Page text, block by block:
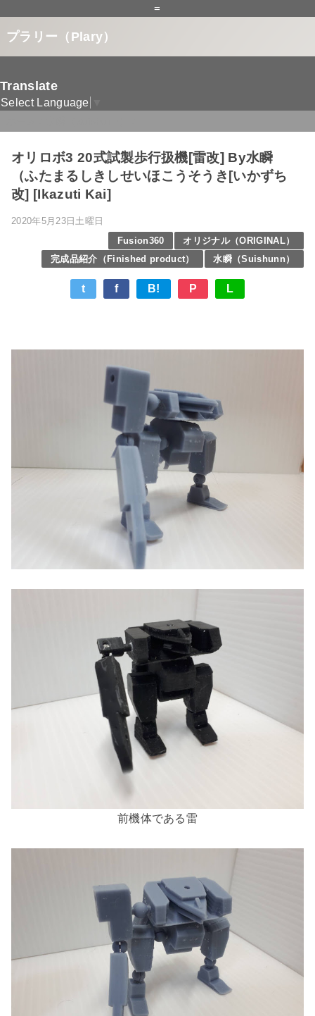
=
プラリー（Plary）
Translate
Select Language
オリロボ3 20式試製歩行扱機[雷改] By水瞬
（ふたまるしきしせいほこうそうき[いかずち
改] [Ikazuti Kai]
2020年5月23日土曜日
Fusion360
オリジナル（ORIGINAL）
完成品紹介（Finished product）
水瞬（Suishunn）
t f B! P L
前機体である雷